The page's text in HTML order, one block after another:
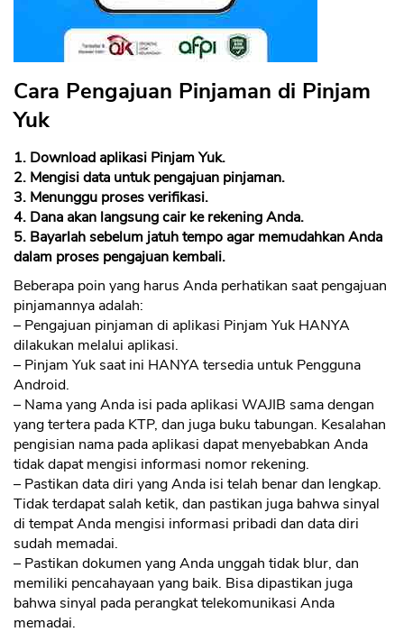
Cara Pengajuan Pinjaman di Pinjam
Yuk
1. Download aplikasi Pinjam Yuk.
2. Mengisi data untuk pengajuan pinjaman.
3. Menunggu proses verifikasi.
4. Dana akan langsung cair ke rekening Anda.
5. Bayarlah sebelum jatuh tempo agar memudahkan Anda
dalam proses pengajuan kembali.
Beberapa poin yang harus Anda perhatikan saat pengajuan
pinjamannya adalah:
– Pengajuan pinjaman di aplikasi Pinjam Yuk HANYA
dilakukan melalui aplikasi.
– Pinjam Yuk saat ini HANYA tersedia untuk Pengguna
Android.
– Nama yang Anda isi pada aplikasi WAJIB sama dengan
yang tertera pada KTP, dan juga buku tabungan. Kesalahan
pengisian nama pada aplikasi dapat menyebabkan Anda
tidak dapat mengisi informasi nomor rekening.
– Pastikan data diri yang Anda isi telah benar dan lengkap.
Tidak terdapat salah ketik, dan pastikan juga bahwa sinyal
di tempat Anda mengisi informasi pribadi dan data diri
sudah memadai.
– Pastikan dokumen yang Anda unggah tidak blur, dan
memiliki pencahayaan yang baik. Bisa dipastikan juga
bahwa sinyal pada perangkat telekomunikasi Anda
memadai.